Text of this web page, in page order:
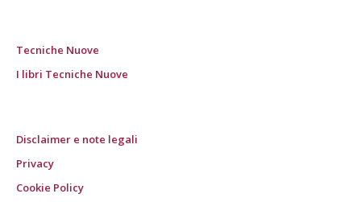
Tecniche Nuove
I libri Tecniche Nuove
Disclaimer e note legali
Privacy
Cookie Policy